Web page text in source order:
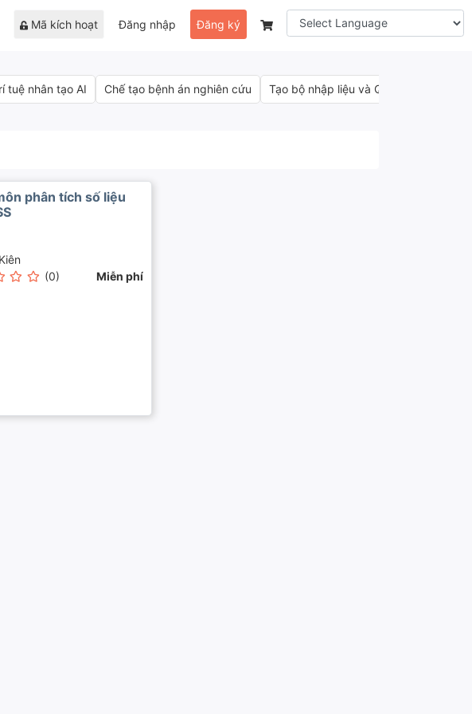
Mã kích hoạt Đăng nhập Đăng ký
tuệ nhân tạo AI Chế tạo bệnh án nghiên cứu Tạo bộ nhập liệu và Quản lý số liệu
phân tích số liệu
(0)
Miễn phí